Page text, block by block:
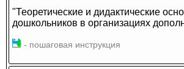
"Теоретические и дидактические
дошкольников в организациях
- пошаговая инструкция